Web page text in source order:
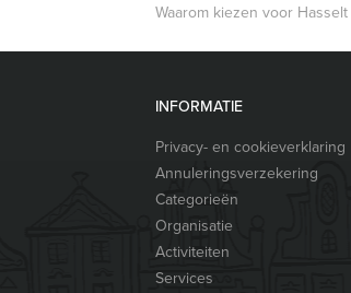
Waarom kiezen voor Hasselt
INFORMATIE
Privacy- en cookieverklaring
Annuleringsverzekering
Categorieën
Organisatie
Activiteiten
Services